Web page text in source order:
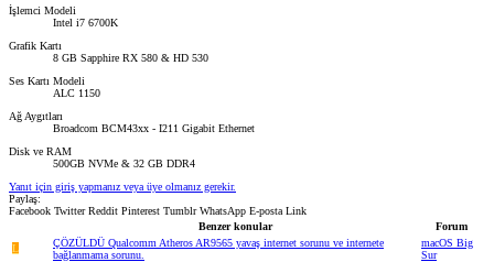
İşlemci Modeli
Intel i7 6700K
Grafik Kartı
8 GB Sapphire RX 580 & HD 530
Ses Kartı Modeli
ALC 1150
Ağ Aygıtları
Broadcom BCM43xx - I211 Gigabit Ethernet
Disk ve RAM
500GB NVMe & 32 GB DDR4
Yanıt için giriş yapmanız veya üye olmanız gerekir.
Paylaş:
Facebook Twitter Reddit Pinterest Tumblr WhatsApp E-posta Link
Benzer konular
Forum
L
ÇÖZÜLDÜ Qualcomm Atheros AR9565 yavaş internet sorunu ve internete
bağlanmama sorunu.
macOS Big
Sur